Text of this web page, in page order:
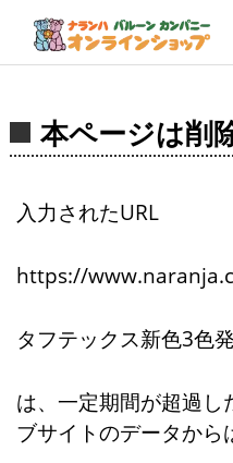
本ページは削
入力されたURL
https://
タフテックス新色3色
は、一定期間が超過し
ブサイトのデータから